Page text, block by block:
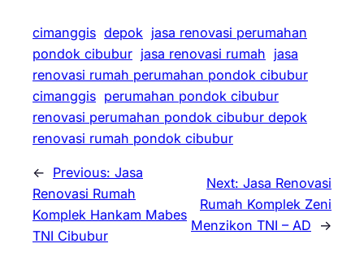
cimanggis depok jasa renovasi perumahan
pondok cibubur jasa renovasi rumah jasa
renovasi rumah perumahan pondok cibubur
cimanggis perumahan pondok cibubur
renovasi perumahan pondok cibubur depok
renovasi rumah pondok cibubur
← Previous: Jasa
Renovasi Rumah
Komplek Hankam Mabes
TNI Cibubur
Next: Jasa Renovasi
Rumah Komplek Zeni
Menzikon TNI – AD
→